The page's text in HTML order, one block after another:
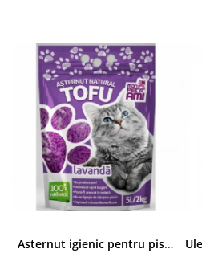
Asternut igienic pentru pisici Tofu Lavanda, Mon Petit 5 l